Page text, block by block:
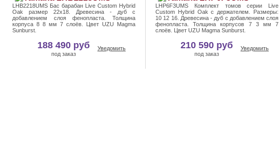
LHB2218UMS Бас барабан Live Custom Hybrid
Oak размер 22х18. Древесина - дуб с
добавлением слоя фенопласта. Толщина
корпуса 8 8 мм 7 слоёв. Цвет UZU Magma
Sunburst.
188 490 руб
под заказ
Уведомить
LHP6F3UMS Комплект томов серии Live
Custom Hybrid Oak с держателем. Размеры:
10 12 16. Древесина - дуб с добавлением слоя
фенопласта. Толщина корпусов 7 3 мм 7
слоёв. Цвет UZU Magma Sunburst.
210 590 руб
под заказ
Уведомить